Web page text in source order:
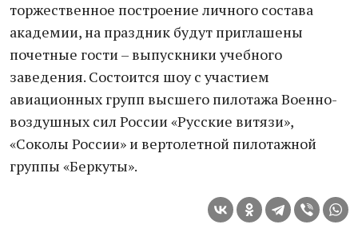
торжественное построение личного состава
академии, на праздник будут приглашены
почетные гости – выпускники учебного
заведения. Состоится шоу с участием
авиационных групп высшего пилотажа Военно-
воздушных сил России «Русские витязи»,
«Соколы России» и вертолетной пилотажной
группы «Беркуты».